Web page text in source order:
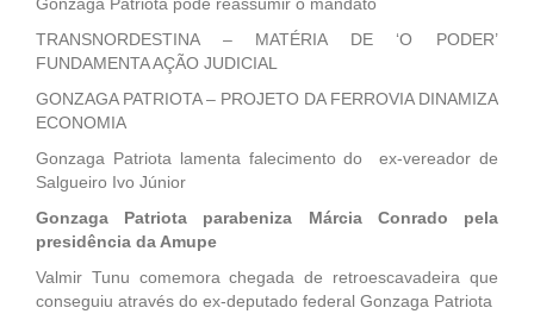
TRANSNORDESTINA – MATÉRIA DE ‘O PODER’
FUNDAMENTA AÇÃO JUDICIAL
GONZAGA PATRIOTA – PROJETO DA FERROVIA DINAMIZA
ECONOMIA
Gonzaga Patriota lamenta falecimento do ex-vereador de
Salgueiro Ivo Júnior
Gonzaga Patriota parabeniza Márcia Conrado pela
presidência da Amupe
Valmir Tunu comemora chegada de retroescavadeira que
conseguiu através do ex-deputado federal Gonzaga Patriota